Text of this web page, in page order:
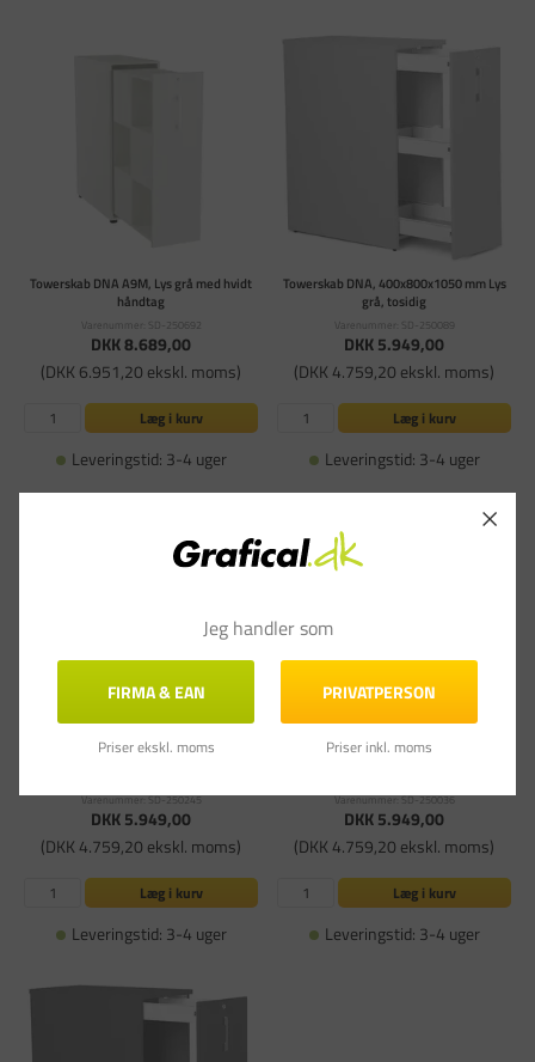
Towerskab DNA A9M, Lys grå med hvidt
håndtag
Varenummer: SD-250692
DKK 8.689,00
(DKK 6.951,20 ekskl. moms)
Læg i kurv
Leveringstid: 3-4 uger
Towerskab DNA, 400x800x1050 mm Lys
grå, tosidig
Varenummer: SD-250089
DKK 5.949,00
(DKK 4.759,20 ekskl. moms)
Læg i kurv
Leveringstid: 3-4 uger
Towerskab DNA, 400x800x1050 mm Birk,
Varenummer: SD-250245
DKK 5.949,00
(DKK 4.759,20 ekskl. moms)
Læg i kurv
Leveringstid: 3-4 uger
Towerskab DNA, 400x800x1050 mm Hvid,
Varenummer: SD-250036
DKK 5.949,00
(DKK 4.759,20 ekskl. moms)
Læg i kurv
Leveringstid: 3-4 uger
Jeg handler som
FIRMA & EAN
Priser ekskl. moms
PRIVATPERSON
Priser inkl. moms